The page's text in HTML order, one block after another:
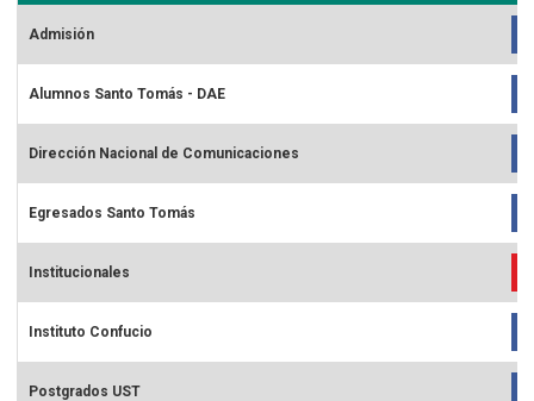
Egresados
Postgrado
Libro 40 años
我们是谁
Admisión
Alumnos Santo Tomás - DAE
Dirección Nacional de Comunicaciones
Egresados Santo Tomás
Institucionales
Instituto Confucio
Postgrados UST